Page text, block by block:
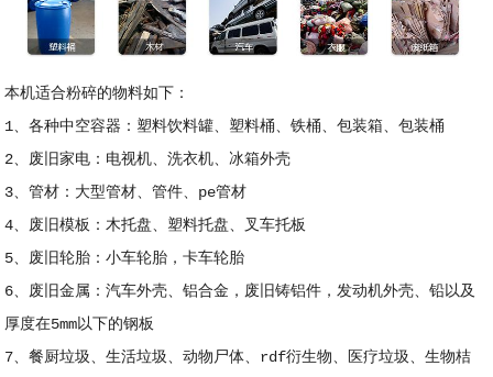
本机适合粉碎的物料如下：
1、各种中空容器：塑料饮料罐、塑料桶、铁桶、包装箱、包装桶
2、废旧家电：电视机、洗衣机、冰箱外壳
3、管材：大型管材、管件、pe管材
4、废旧模板：木托盘、塑料托盘、叉车托板
5、废旧轮胎：小车轮胎，卡车轮胎
6、废旧金属：汽车外壳、铝合金，废旧铸铝件，发动机外壳、铅以及
厚度在5mm以下的钢板
7、餐厨垃圾、生活垃圾、动物尸体、rdf衍生物、医疗垃圾、生物桔